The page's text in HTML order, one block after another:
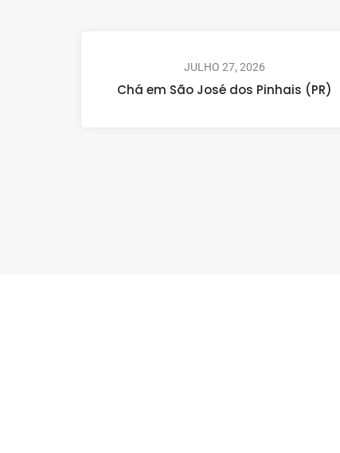
JULHO 27, 2026
Chá em São José dos Pinhais (PR)